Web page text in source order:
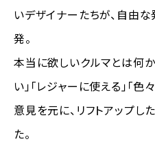
いデザイナーたちが、自由
発。
本当に欲しいクルマとは何か
い」「レジャーに使える」「
意見を元に、リフトアップし
た。